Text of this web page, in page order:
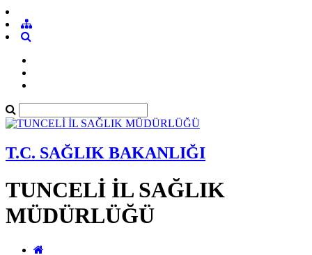
T.C. SAĞLIK BAKANLIĞI
TUNCELİ İL SAĞLIK
MÜDÜRLÜĞÜ